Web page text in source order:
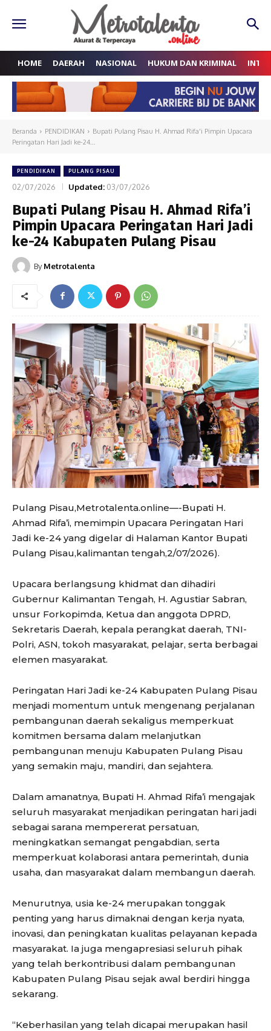
HOME DAERAH NASIONAL HUKUM DAN KRIMINAL
Beranda PENDIDIKAN
Bupati Pulang Pisau H. Ahmad Rifa'i Pimpin Upacara
Peringatan Hari Jadi ke-24...
PENDIDIKAN PULANG PISAU
02/07/2026 Updated: 03/07/2026
Bupati Pulang Pisau H. Ahmad Rifa’i
Pimpin Upacara Peringatan Hari Jadi
ke-24 Kabupaten Pulang Pisau
By Metrotalenta
Pulang Pisau,Metrotalenta.online—-Bupati H.
Ahmad Rifa’i, memimpin Upacara Peringatan Hari
Jadi ke-24 yang digelar di Halaman Kantor Bupati
Pulang Pisau,kalimantan tengah,2/07/2026).
Upacara berlangsung khidmat dan dihadiri
Gubernur Kalimantan Tengah, H. Agustiar Sabran,
unsur Forkopimda, Ketua dan anggota DPRD,
Sekretaris Daerah, kepala perangkat daerah, TNI-
Polri, ASN, tokoh masyarakat, pelajar, serta berbagai
elemen masyarakat.
Peringatan Hari Jadi ke-24 Kabupaten Pulang Pisau
menjadi momentum untuk mengenang perjalanan
pembangunan daerah sekaligus memperkuat
komitmen bersama dalam melanjutkan
pembangunan menuju Kabupaten Pulang Pisau
yang semakin maju, mandiri, dan sejahtera.
Dalam amanatnya, Bupati H. Ahmad Rifa’i mengajak
seluruh masyarakat menjadikan peringatan hari jadi
sebagai sarana mempererat persatuan,
meningkatkan semangat pengabdian, serta
memperkuat kolaborasi antara pemerintah, dunia
usaha, dan masyarakat dalam membangun daerah.
Menurutnya, usia ke-24 merupakan tonggak
penting yang harus dimaknai dengan kerja nyata,
inovasi, dan peningkatan kualitas pelayanan kepada
masyarakat. Ia juga mengapresiasi seluruh pihak
yang telah berkontribusi dalam pembangunan
Kabupaten Pulang Pisau sejak awal berdiri hingga
sekarang.
“Keberhasilan yang telah dicapai merupakan hasil